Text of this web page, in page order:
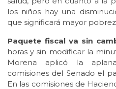
los niños hay una
que significará mayor
Paquete fiscal va sin
horas y sin modificar la
Morena aplicó la
comisiones del Senado el
En las comisiones de